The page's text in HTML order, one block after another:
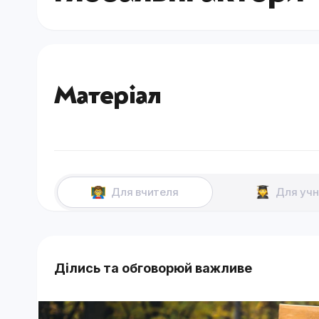
Матеріал
Для вчителя Для
Ділись та обговорюй важливе